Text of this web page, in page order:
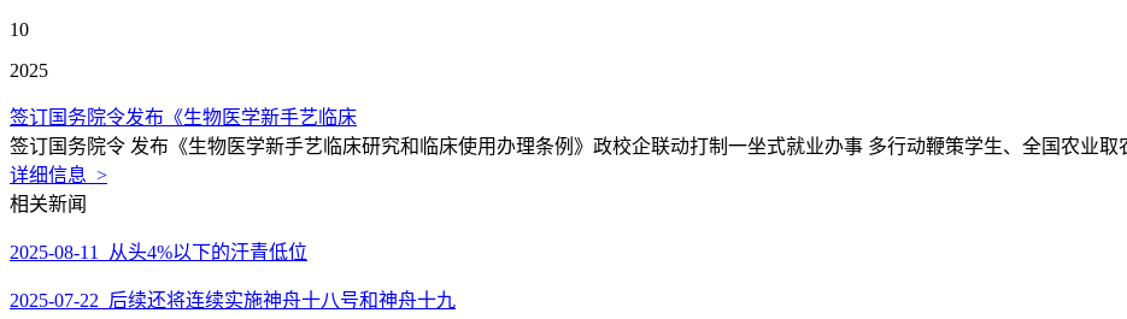
10
2025
签订国务院令发布《生物医学新手艺临床
签订国务院令 发布《生物医学新手艺临床研究和临床使用办理条例》政校企联动打制一坐式就业办事 多行动鞭策学生、全国农业取
详细信息 >
相关新闻
2025-08-11 从头4%以下的汗青低位
2025-07-22 后续还将连续实施神舟十八号和神舟十九